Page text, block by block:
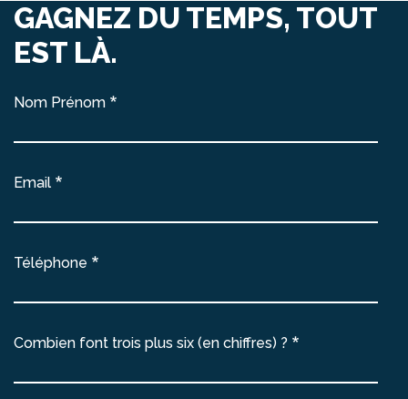
GAGNEZ DU TEMPS, TOUT
EST LÀ.
Nom Prénom
Email
Téléphone
Combien font trois plus six (en chiffres) ?